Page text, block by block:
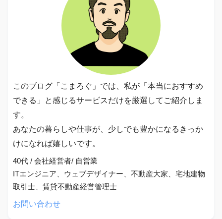
このブログ「こまろぐ」では、私が「本当におすすめ
できる」と感じるサービスだけを厳選してご紹介しま
す。
あなたの暮らしや仕事が、少しでも豊かになるきっか
けになれば嬉しいです。
40代 / 会社経営者/ 自営業
ITエンジニア、ウェブデザイナー、不動産大家、宅地建物
取引士、賃貸不動産経営管理士
お問い合わせ